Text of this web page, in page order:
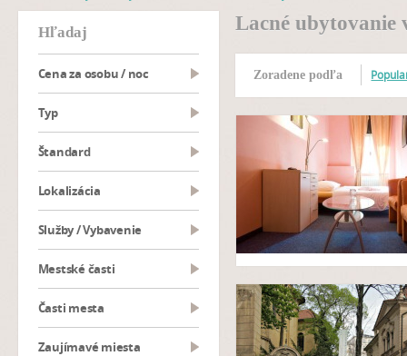
hľadaj
Cena za osobu / noc
typ
Štandard
Lokalizácia
Služby / Vybavenie
Mestské časti
Časti mesta
Zaujímavé miesta
Lacné ubytovanie
Zoradene podľa